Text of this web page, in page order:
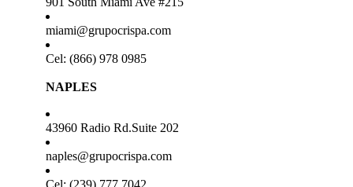
miami@grupocrispa.com
Cel: (866) 978 0985
NAPLES
43960 Radio Rd.Suite 202
naples@grupocrispa.com
Cel: (239) 777 7042